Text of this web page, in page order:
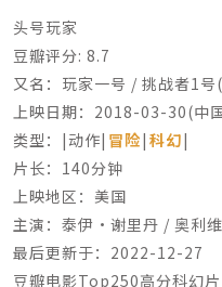
头号玩家
豆瓣评分: 8.7
又名：玩家一号 / 挑战者1
上映日期：2018-03-30(中
类型：|动作| 冒险| 科幻|
片长：140分钟
上映地区：美国
主演：泰伊·谢里丹 / 奥利
最后更新于：2022-12-27
豆瓣电影Top250高分科幻片